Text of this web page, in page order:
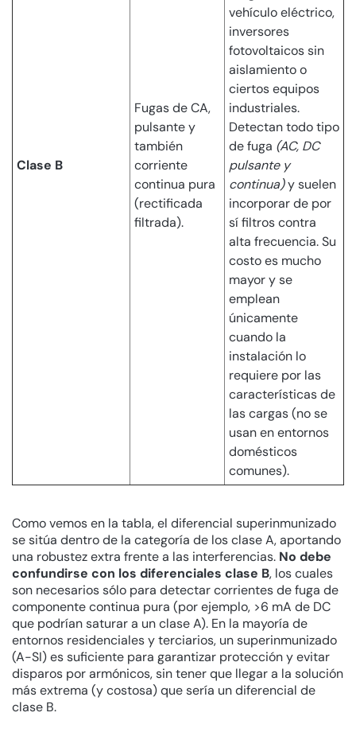
Clase B
Fugas de CA,
pulsante y
también
corriente
continua pura
(rectificada
filtrada).
vehículo eléctrico,
inversores
fotovoltaicos sin
aislamiento o
ciertos equipos
industriales.
Detectan todo tipo
de fuga (AC, DC
pulsante y
continua)y suelen
incorporar de por
sí filtros contra
alta frecuencia. Su
costo es mucho
mayor y se
emplean
únicamente
cuando la
instalación lo
requiere por las
características de
las cargas (no se
usan en entornos
domésticos
comunes).
Como vemos en la tabla, el diferencial superinmunizado
se sitúa dentro de la categoría de los clase A, aportando
una robustez extra frente a las interferencias. No debe
confundirse con los diferenciales clase B, los cuales
son necesarios sólo para detectar corrientes de fuga de
componente continua pura (por ejemplo, >6 mA de DC
que podrían saturar a un clase A). En la mayoría de
entornos residenciales y terciarios, un superinmunizado
(A-SI) es suficiente para garantizar protección y evitar
disparos por armónicos, sin tener que llegar a la solución
más extrema (y costosa) que sería un diferencial de
clase B.